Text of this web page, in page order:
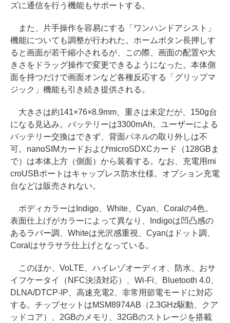
ズに通信を行う機能もサポートする。
また、片手操作を容易にする「ワンハンドアシスト」
機能についても調整が行われた。ホームボタン長押しす
ると画面が若干縮小されるが、この際、画面の配置や大
きさをドラッグ操作で変更できるようになった。本体側
面を持つだけで画面オンなど各種反応する「グリップマ
ジック」機能も引き続き提供される。
大きさは約141×76×8.9mm、重さは未定だが、150g台
になる見込み。バッテリーは3300mAh。ユーザーによる
バッテリー交換はできず、背面パネルの取り外しは不
可。nanoSIMカードおよびmicroSDXCカード（128GBま
で）は本体上方（側面）から装着する。なお、充電用mi
croUSBポートはキャップレス防水仕様。オプション充電
台などは販売されない。
ボディカラーはIndigo、White、Cyan、Coralの4色。
表面仕上げがカラーによって異なり、Indigoは凹凸感の
あるラバー調、Whiteは光沢感重視、Cyanはドット調、
Coralはサラサラ仕上げとなっている。
このほか、VoLTE、ハイレゾオーディオ、防水、おサ
イフケータイ（NFC決済対応）、Wi-Fi、Bluetooth 4.0、
DLNA/DTCP-IP、高速充電2、非常用節電モードに対応
する。チップセットはMSM8974AB（2.3GHz駆動、クア
ッドコア）、2GBのメモリ、32GBのストレージを搭載